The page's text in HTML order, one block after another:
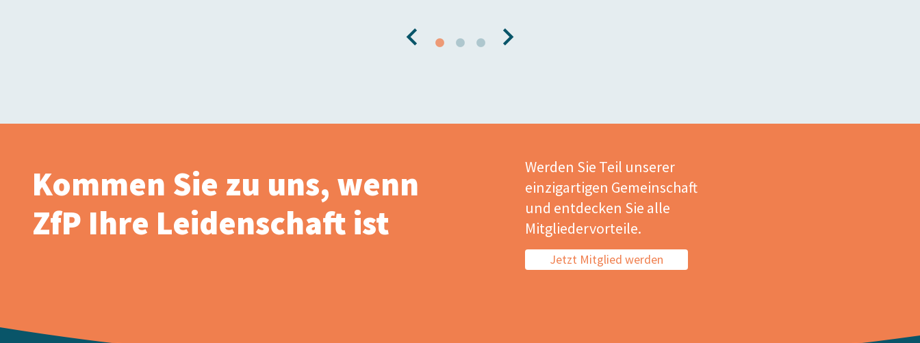
Kommen Sie zu uns, wenn
ZfP Ihre Leidenschaft ist
Werden Sie Teil unserer
einzigartigen Gemeinschaft
und entdecken Sie alle
Mitgliedervorteile.
Jetzt Mitglied werden